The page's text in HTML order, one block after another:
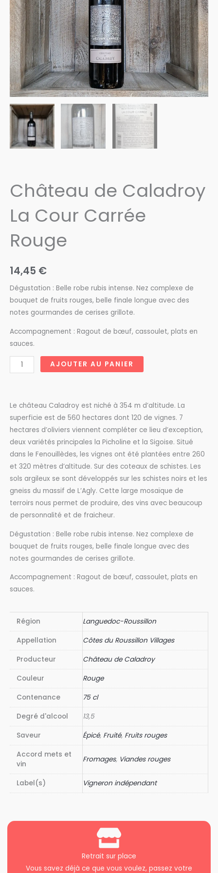
Château de Caladroy
La Cour Carrée
Rouge
14,45 €
Dégustation : Belle robe rubis intense. Nez complexe de
bouquet de fruits rouges, belle finale longue avec des
notes gourmandes de cerises grillote.
Accompagnement : Ragout de bœuf, cassoulet, plats en
sauces.
quantité
de
Caladroy
La
Cour
Carrée
Rouge
AJOUTER AU PANIER
Le château Caladroy est niché à 354 m d’altitude. La
superficie est de 560 hectares dont 120 de vignes. 7
hectares d’oliviers viennent compléter ce lieu d’exception,
deux variétés principales la Picholine et la Sigoise. Situé
dans le Fenouillèdes, les vignes ont été plantées entre 260
et 320 mètres d’altitude. Sur des coteaux de schistes. Les
sols argileux se sont développés sur les schistes noirs et les
gneiss du massif de L’Agly. Cette large mosaïque de
terroirs nous permet de produire, des vins avec beaucoup
de personnalité et de fraicheur.
Dégustation : Belle robe rubis intense. Nez complexe de
bouquet de fruits rouges, belle finale longue avec des
notes gourmandes de cerises grillote.
Accompagnement : Ragout de bœuf, cassoulet, plats en
sauces.
Région Languedoc-Roussillon
Appellation Côtes du Roussillon Villages
Producteur Château de Caladroy
Couleur Rouge
Contenance 75 cl
Degré d'alcool 13,5
Saveur Épicé, Fruité, Fruits rouges
Accord mets et
vin
Fromages, Viandes rouges
Label(s) Vigneron indépendant
Retrait sur place
Vous savez déjà ce que vous voulez, passez votre